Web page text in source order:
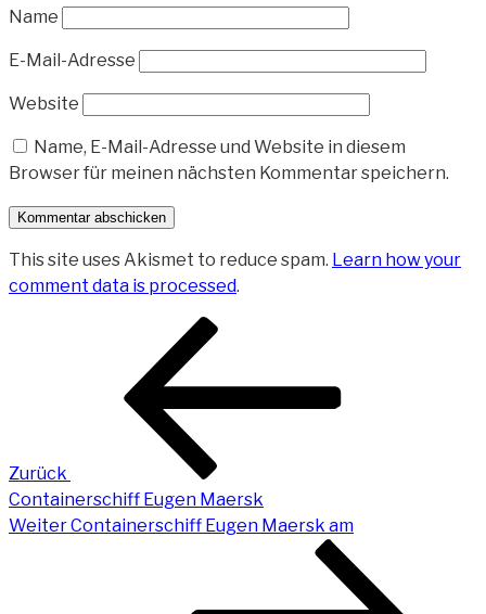
Name
E-Mail-Adresse
Website
Name, E-Mail-Adresse und Website in diesem
Browser für meinen nächsten Kommentar speichern.
This site uses Akismet to reduce spam. Learn how your
comment data is processed.
Beitragsnavigation
Zurück
Containerschiff Eugen Maersk
Nächster
WeiterContainerschiff Eugen Maersk am